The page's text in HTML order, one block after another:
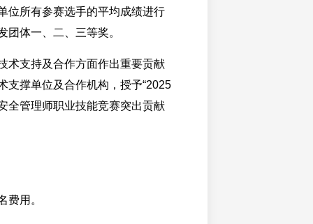
位所有参赛选手的平均成绩进行
团体一、二、三等奖。
术支持及合作方面作出重要贡献
支撑单位及合作机构，授予“2025
全管理师职业技能竞赛突出贡献
费用。